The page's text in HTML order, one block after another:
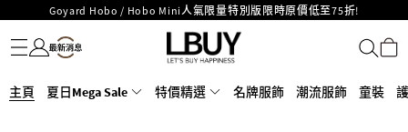
Goyard Hobo / Hobo Mini人氣限量特別版限時原價低至75折!
LBuy呈獻 - Hermès 及 Chanel 手袋及首飾原價低至6折，立即入手!
LBuy Nintendo Switch / Nintendo Switch 2 正規商品零售店登陸MOKO 4樓
重要通告：銀行轉帳及轉數快付款注意事項
名牌服飾
潮流服飾
童裝
護膚美妝
香水香薰
個人護理
母嬰護理
遊戲及精品玩具
文儀用品
家居生活
電子產品
美食
醫藥保健
運動與戶外用品
主頁 夏日Mega Sale 特價精選 名牌服飾 潮流服飾 童裝